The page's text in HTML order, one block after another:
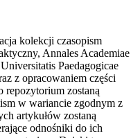
kolekcji czasopism
Annales Academiae
Paedagogicae
z opracowaniem części
repozytorium zostaną
w wariancie zgodnym z
artykułów zostaną
odnośniki do ich